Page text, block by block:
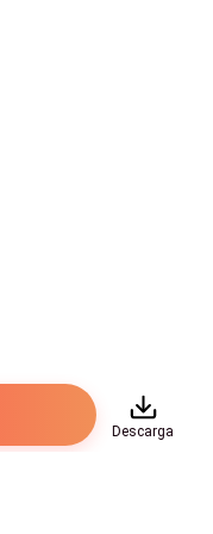
tomó de la
Descarga